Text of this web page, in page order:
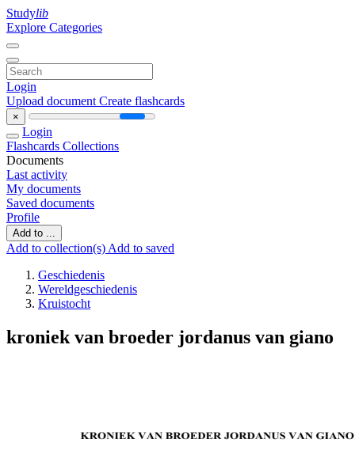
Studylib
Explore Categories
Login
Upload document Create flashcards
×
Login
Flashcards Collections
Documents
Last activity
My documents
Saved documents
Profile
Add to ...
Add to collection(s) Add to saved
Geschiedenis
Wereldgeschiedenis
Kruistocht
kroniek van broeder jordanus van giano